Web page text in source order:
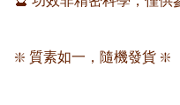
❇️ 質素如一，隨機發貨 ❇️